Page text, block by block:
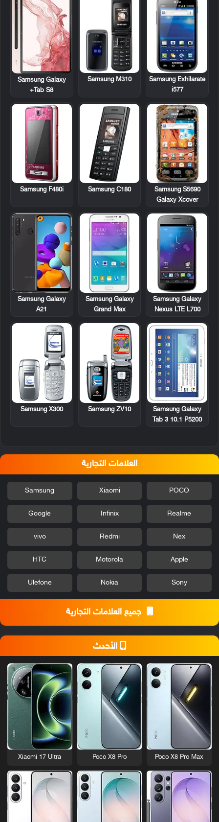
Samsung Exhilarate
i577
Samsung M310
Samsung Galaxy
Tab S8+
Samsung S5690
Galaxy Xcover
Samsung C180
Samsung F480i
Samsung Galaxy
Nexus LTE L700
Samsung Galaxy
Grand Max
Samsung Galaxy
A21
Samsung Galaxy
Tab 3 10.1 P5200
Samsung ZV10
Samsung X300
العلامات التجارية
POCO
Xiaomi
Samsung
Realme
Infinix
Google
Nex
Redmi
vivo
Apple
Motorola
HTC
Sony
Nokia
Ulefone
جميع العلامات التجارية
الأحدث
Poco X8 Pro Max
Poco X8 Pro
Xiaomi 17 Ultra